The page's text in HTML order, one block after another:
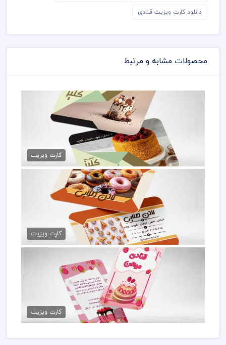
دانلود کارت ویزیت قنادی
محصولات مشابه و مرتبط
کارت ویزیت شیرینی فروشی
79,000 تومان
کارت ویزیت
کارت ویزیت شیرینی پزی
79,000 تومان
کارت ویزیت
کارت ویزیت کیک خانگی
79,000 تومان
کارت ویزیت